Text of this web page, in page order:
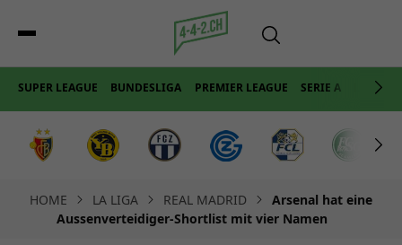
SUPER LEAGUE BUNDESLIGA PREMIER LEAGUE SERIE A LA LIGA
HOME LA LIGA REAL MADRID
Arsenal hat eine
Aussenverteidiger-Shortlist mit vier Namen